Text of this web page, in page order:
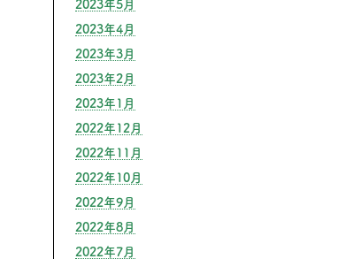
2023年5月
2023年4月
2023年3月
2023年2月
2023年1月
2022年12月
2022年11月
2022年10月
2022年9月
2022年8月
2022年7月